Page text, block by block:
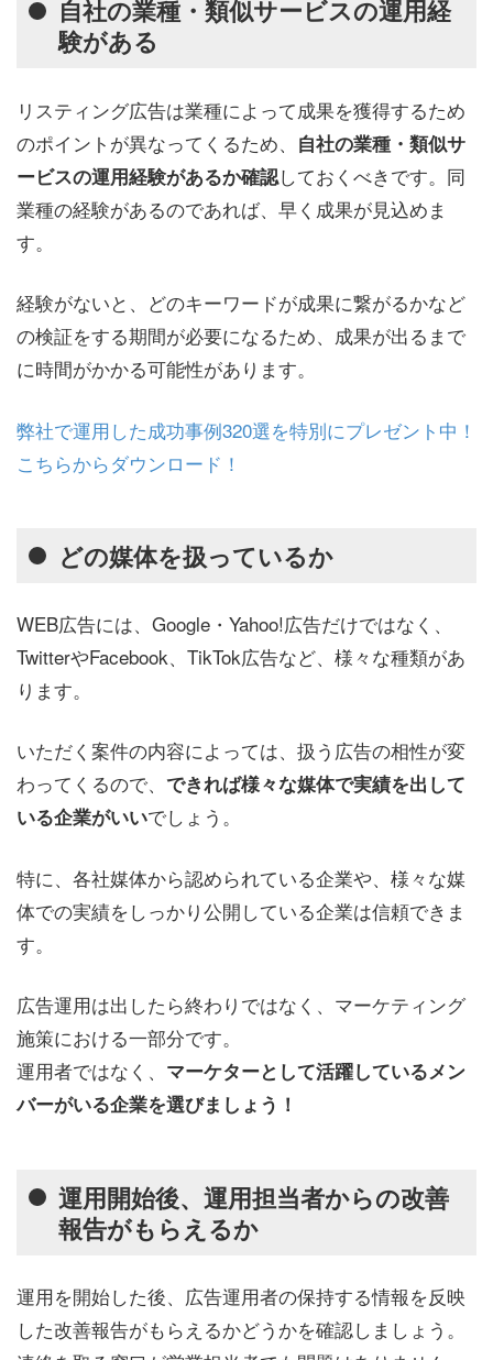
自社の業種・類似サービスの運用経
験がある
リスティング広告は業種によって成果を獲得するため
のポイントが異なってくるため、
自社の業種・類似サ
ービスの運用経験があるか確認しておくべきです。同
業種の経験があるのであれば、早く成果が見込めま
す。
経験がないと、どのキーワードが成果に繋がるかなど
の検証をする期間が必要になるため、成果が出るまで
に時間がかかる可能性があります。
弊社で運用した成功事例320選を特別にプレゼント中！
こちらからダウンロード！
どの媒体を扱っているか
WEB広告には、Google・Yahoo!広告だけではなく、
TwitterやFacebook、TikTok広告など、様々な種類があ
ります。
いただく案件の内容によっては、扱う広告の相性が変
わってくるので、 できれば様々な媒体で実績を出して
いる企業がいいでしょう。
特に、各社媒体から認められている企業や、様々な媒
体での実績をしっかり公開している企業は信頼できま
す。
広告運用は出したら終わりではなく、マーケティング
施策における一部分です。
運用者ではなく、 マーケターとして活躍しているメン
バーがいる企業を選びましょう！
運用開始後、運用担当者からの改善
報告がもらえるか
運用を開始した後、広告運用者の保持する情報を反映
した改善報告がもらえるかどうかを確認しましょう。